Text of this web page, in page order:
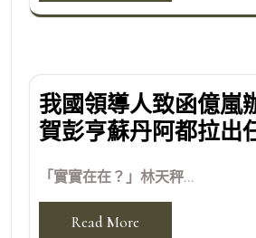
我國領導人致函億嵐
賀彭亨蘇丹阿都拉出
「實實在在？」林天秤...
Read More